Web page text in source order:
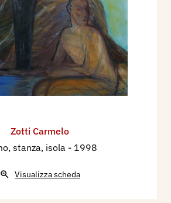
Zotti Carmelo
stanza, isola - 1998
Visualizza scheda